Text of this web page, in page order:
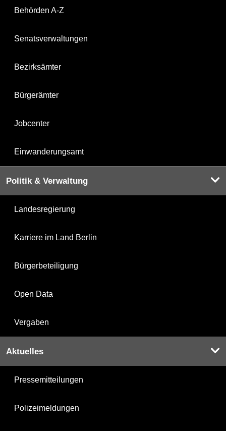
Behörden A-Z
Senatsverwaltungen
Bezirksämter
Bürgerämter
Jobcenter
Einwanderungsamt
Politik & Verwaltung
Landesregierung
Karriere im Land Berlin
Bürgerbeteiligung
Open Data
Vergaben
Aktuelles
Pressemitteilungen
Polizeimeldungen